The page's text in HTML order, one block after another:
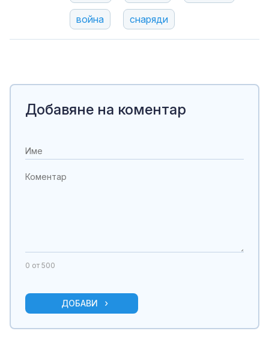
война снаряди
Добавяне на коментар
0 от 500
ДОБАВИ